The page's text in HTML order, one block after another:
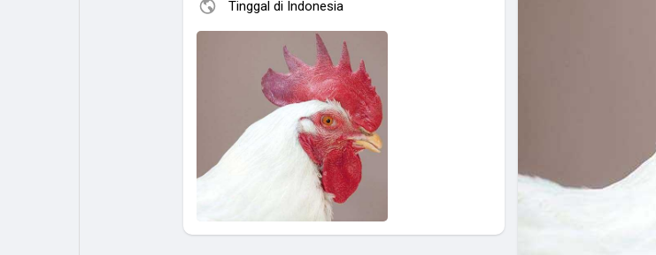
Tinggal di Indonesia